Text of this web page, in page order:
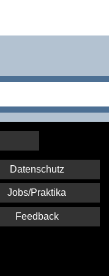
Datenschutz
Jobs/Praktika
Feedback